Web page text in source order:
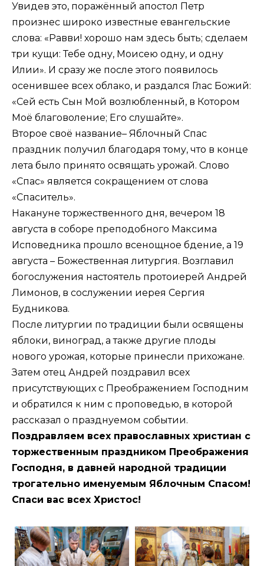
Увидев это, поражённый апостол Петр
произнес широко известные евангельские
слова: «Равви! хорошо нам здесь быть; сделаем
три кущи: Тебе одну, Моисею одну, и одну
Илии». И сразу же после этого появилось
осенившее всех облако, и раздался Глас Божий:
«Сей есть Сын Мой возлюбленный, в Котором
Моё благоволение; Его слушайте».
Второе своё название– Яблочный Спас
праздник получил благодаря тому, что в конце
лета было принято освящать урожай. Слово
«Спас» является сокращением от слова
«Спаситель».
Накануне торжественного дня, вечером 18
августа в соборе преподобного Максима
Исповедника прошло всенощное бдение, а 19
августа – Божественная литургия. Возглавил
богослужения настоятель протоиерей Андрей
Лимонов, в сослужении иерея Сергия
Будникова.
После литургии по традиции были освящены
яблоки, виноград, а также другие плоды
нового урожая, которые принесли прихожане.
Затем отец Андрей поздравил всех
присутствующих с Преображением Господним
и обратился к ним с проповедью, в которой
рассказал о празднуемом событии.
Поздравляем всех православных христиан с
торжественным праздником Преображения
Господня, в давней народной традиции
трогательно именуемым Яблочным Спасом!
Спаси вас всех Христос!